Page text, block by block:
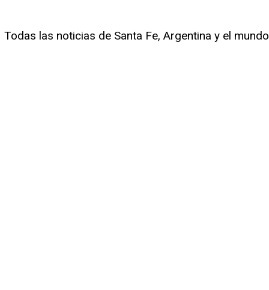
Todas las noticias de Santa Fe, Argentina y el mundo